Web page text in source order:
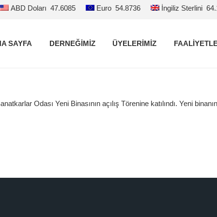
ABD Doları 47.6085 Euro 54.8736 İngiliz Sterlini
SAYFA DERNEĞİMİZ ÜYELERİMİZ
Odası Yeni Binasının açılış Törenine katılındı. Yeni